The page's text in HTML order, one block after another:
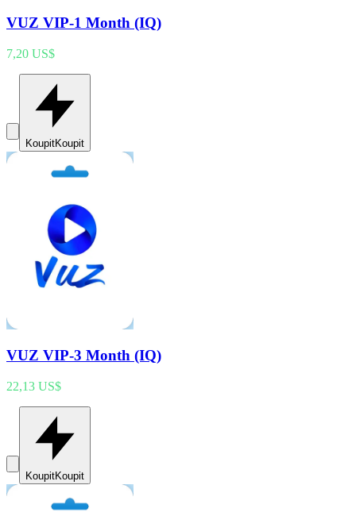
VUZ VIP-1 Month (IQ)
7,20 US$
KoupitKoupit
VUZ VIP-3 Month (IQ)
22,13 US$
KoupitKoupit